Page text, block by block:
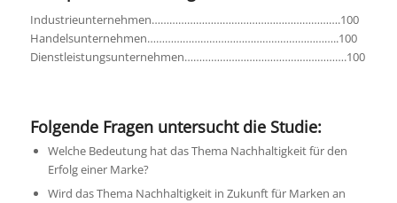
Industrieunternehmen……………………………………………………….100
Handelsunternehmen………………………………………………………..100
Dienstleistungsunternehmen……………………………………………….100
Folgende Fragen untersucht die Studie:
Welche Bedeutung hat das Thema Nachhaltigkeit für den
Erfolg einer Marke?
Wird das Thema Nachhaltigkeit in Zukunft für Marken an